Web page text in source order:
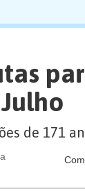
de 171